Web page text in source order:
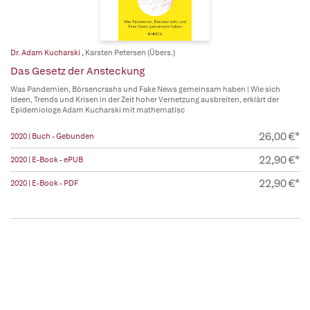
Dr. Adam Kucharski , Karsten Petersen (Übers.)
Das Gesetz der Ansteckung
Was Pandemien, Börsencrashs und Fake News gemeinsam haben | Wie sich
Ideen, Trends und Krisen in der Zeit hoher Vernetzung ausbreiten, erklärt der
Epidemiologe Adam Kucharski mit mathematisc
2020 | Buch - Gebunden 26,00 €*
2020 | E-Book - ePUB 22,90 €*
2020 | E-Book - PDF 22,90 €*